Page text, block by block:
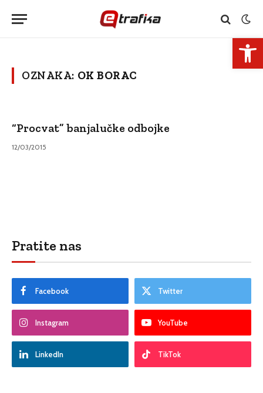
OZNAKA: OK BORAC
“Procvat” banjalučke odbojke
12/03/2015
Pratite nas
Facebook Twitter
Instagram YouTube
LinkedIn TikTok